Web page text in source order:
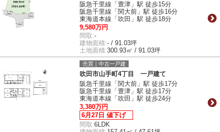
阪急千里線「豊津」駅 徒歩15分
阪急千里線「関大前」駅 徒歩16分
東海道本線「吹田」駅 徒歩18分
9,580万円
間取:-
建物面積:- / 91.03坪
土地面積:300.93㎡ / 91.03坪
売買｜中古一戸建
吹田市山手町4丁目 一戸建て
阪急千里線「関大前」駅 徒歩17分
阪急千里線「豊津」駅 徒歩17分
東海道本線「吹田」駅 徒歩24分
3,380万円
6月27日 値下げ
間取:6LDK